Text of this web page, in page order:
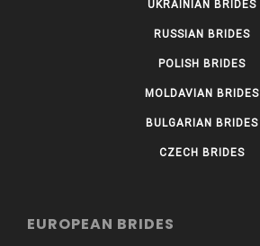
UKRAINIAN BRIDES
RUSSIAN BRIDES
POLISH BRIDES
MOLDAVIAN BRIDES
BULGARIAN BRIDES
CZECH BRIDES
EUROPEAN BRIDES